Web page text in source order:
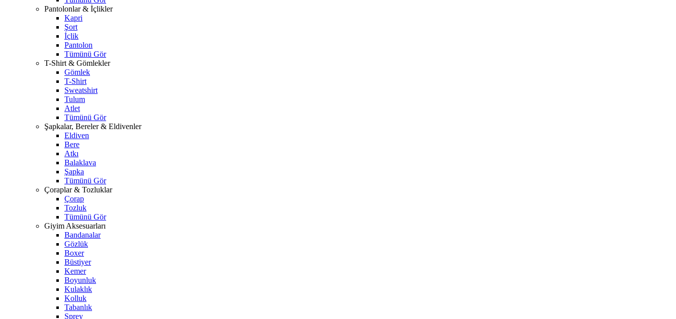
Pantolonlar & İçlikler
Kapri
Şort
İçlik
Pantolon
Tümünü Gör
T-Shirt & Gömlekler
Gömlek
T-Shirt
Sweatshirt
Tulum
Atlet
Tümünü Gör
Şapkalar, Bereler & Eldivenler
Eldiven
Bere
Atkı
Balaklava
Şapka
Tümünü Gör
Çoraplar & Tozluklar
Çorap
Tozluk
Tümünü Gör
Giyim Aksesuarları
Bandanalar
Gözlük
Boxer
Büstiyer
Kemer
Boyunluk
Kulaklık
Kolluk
Tabanlık
Sprey